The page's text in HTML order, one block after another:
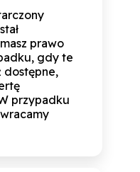
prawo
gdy te
dostępne,
przypadku